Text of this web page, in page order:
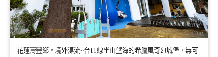
花蓮壽豐鄉。境外漂流~台11線坐山望海的希臘風奇幻城堡，無可